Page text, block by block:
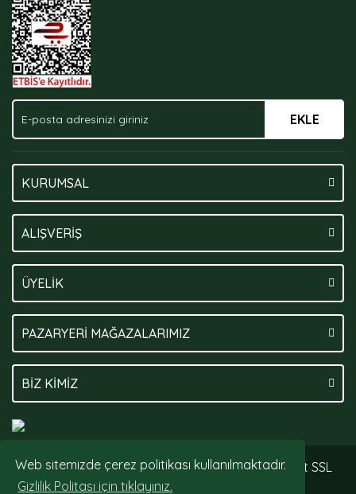
Web sitemizde çerez politikası kullanılmaktadır.
Gizlilik Politası için tıklayınız.
Bu ürüne benzer farklı alternatifler olmalı.
EKLE
KURUMSAL
ALIŞVERİŞ
ÜYELİK
PAZARYERİ MAĞAZALARIMIZ
BİZ KİMİZ
© Tüm hakları saklıdır. Kredi kartı bilgileriniz 256bit SSL
sertifikası ile korunmaktadır.